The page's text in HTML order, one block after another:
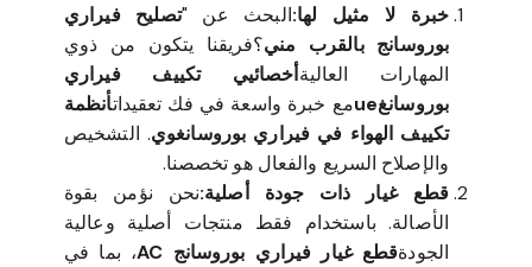
خبرة لا مثيل لها:البحث عن "تصليح فيراري
بوروسانج بالقرب مني؟فريقنا يتكون من ذوي
المهارات العاليةأخصائيي تكييف فيراري
بوروسانغue
مع خبرة واسعة في فك تعقيداتأنظمة
تكييف الهواء في فيراري بوروسانغوي. التشخيص
والإصلاح السريع والفعال هو تخصصنا.
قطع غيار ذات جودة أصلية:نحن نؤمن بقوة
الأصالة. باستخدام فقط منتجات أصلية وعالية
الجودةقطع غيار فيراري بوروسانج AC
، بما في